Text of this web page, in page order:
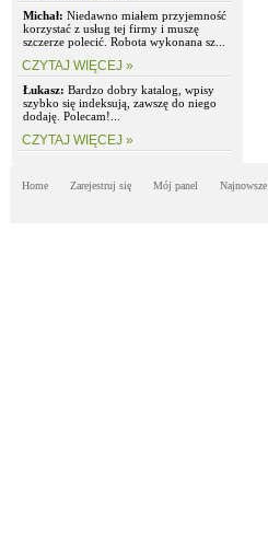
Michał: Niedawno miałem przyjemność
korzystać z usług tej firmy i muszę
szczerze polecić. Robota wykonana sz...
CZYTAJ WIĘCEJ »
Łukasz: Bardzo dobry katalog, wpisy
szybko się indeksują, zawszę do niego
dodaję. Polecam!...
CZYTAJ WIĘCEJ »
Home Zarejestruj się Mój panel Najnowsze